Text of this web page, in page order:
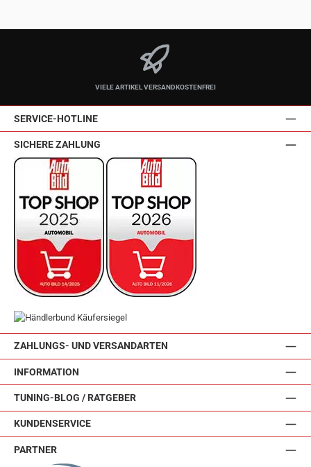
VIELE ARTIKEL VERSANDKOSTENFREI
SERVICE-HOTLINE
ZAHLUNGS- UND VERSANDARTEN
INFORMATION
TUNING-BLOG / RATGEBER
KUNDENSERVICE
SICHERE ZAHLUNG
PARTNER